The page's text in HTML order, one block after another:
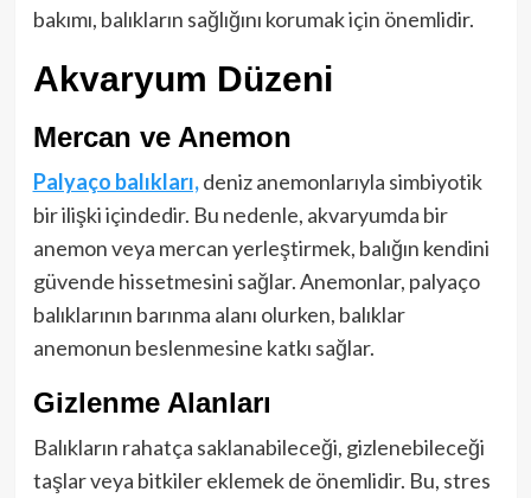
bakımı, balıkların sağlığını korumak için önemlidir.
Akvaryum Düzeni
Mercan ve Anemon
Palyaço balıkları,deniz anemonlarıyla simbiyotik
bir ilişki içindedir. Bu nedenle, akvaryumda bir
anemon veya mercan yerleştirmek, balığın kendini
güvende hissetmesini sağlar. Anemonlar, palyaço
balıklarının barınma alanı olurken, balıklar
anemonun beslenmesine katkı sağlar.
Gizlenme Alanları
Balıkların rahatça saklanabileceği, gizlenebileceği
taşlar veya bitkiler eklemek de önemlidir. Bu, stres